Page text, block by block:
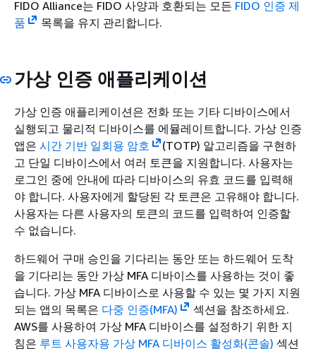
FIDO Alliance는 FIDO 사양과 호환되는 모든 FIDO 인증 제
품
목록을 유지 관리합니다.
가상 인증 애플리케이션
가상 인증 애플리케이션은 전화 또는 기타 디바이스에서
실행되고 물리적 디바이스를 에뮬레이트합니다. 가상 인증
앱은 시간 기반 일회용 암호
(TOTP) 알고리즘을 구현하
고 단일 디바이스에서 여러 토큰을 지원합니다. 사용자는
로그인 중에 안내에 따라 디바이스의 유효 코드를 입력해
야 합니다. 사용자에게 할당된 각 토큰은 고유해야 합니다.
사용자는 다른 사용자의 토큰의 코드를 입력하여 인증할
수 없습니다.
하드웨어 구매 승인을 기다리는 동안 또는 하드웨어 도착
을 기다리는 동안 가상 MFA 디바이스를 사용하는 것이 좋
습니다. 가상 MFA 디바이스로 사용할 수 있는 몇 가지 지원
되는 앱의 목록은 다중 인증(MFA)
섹션을 참조하세요.
AWS를 사용하여 가상 MFA 디바이스를 설정하기 위한 지
침은 루트 사용자용 가상 MFA 디바이스 활성화(콘솔) 섹션